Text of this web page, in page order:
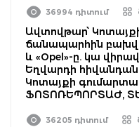
36994 դիտում
Ավտովթար՝
ճանապարհին
և «Opel»-ը. կա
Եղվարդի
Կոտայքի
ՖՈՏՈՌԵՊՈՐՏԱԺ,
36205 դիտում